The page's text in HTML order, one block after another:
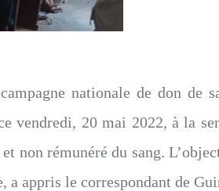
nationale de don de
vendredi, 20 mai 2022, à la
non rémunéré du sang.
a appris le correspondant de